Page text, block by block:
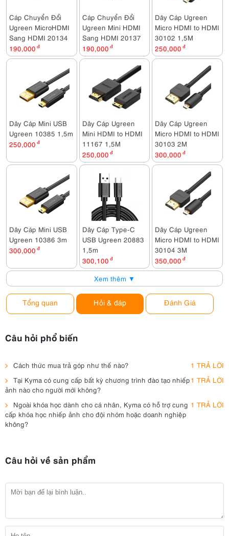
Cáp Chuyển Đổi
Ugreen MicroHDMI
Sang HDMI 20134
190,000 đ
Cáp Chuyển Đổi
Ugreen Mini HDMI
Sang HDMI 20137
190,000 đ
Dây Cáp Ugreen
Micro HDMI to HDMI
30102 1,5M
250,000 đ
Dây Cáp Mini USB
Ugreen 10385 1,5m
250,000 đ
Dây Cáp Ugreen
Mini HDMI to HDMI
11167 1,5M
250,000 đ
Dây Cáp Ugreen
Micro HDMI to HDMI
30103 2M
300,000 đ
Dây Cáp Mini USB
Ugreen 10386 3m
300,000 đ
Dây Cáp Type-C
USB Ugreen 20883
1,5m
300,100 đ
Dây Cáp Ugreen
Micro HDMI to HDMI
30104 3M
350,000 đ
Xem thêm ▼
Tổng quan Hỏi & đáp Đánh Giá
Câu hỏi phổ biến
Cách thức mua trả góp như thế nào?
1 TRẢ LỜI
Tại Kyma có cung cấp bất kỳ chương trình đào tạo nhiếp
ảnh nào cho người mới không?
1 TRẢ LỜI
Ngoài khóa học dành cho cá nhân, Kyma có hỗ trợ cung
cấp khóa học nhiếp ảnh cho đội nhóm hoặc doanh nghiệp
không?
1 TRẢ LỜI
Câu hỏi về sản phẩm